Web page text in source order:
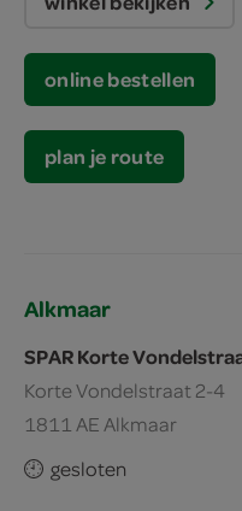
online bestellen
plan je route
Alkmaar
SPAR Korte
Korte Vondelstraat 2-4
1811 AE Alkmaar
gesloten